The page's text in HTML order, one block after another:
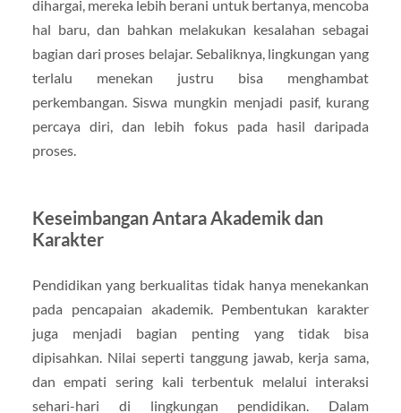
dihargai, mereka lebih berani untuk bertanya, mencoba
hal baru, dan bahkan melakukan kesalahan sebagai
bagian dari proses belajar. Sebaliknya, lingkungan yang
terlalu menekan justru bisa menghambat
perkembangan. Siswa mungkin menjadi pasif, kurang
percaya diri, dan lebih fokus pada hasil daripada
proses.
Keseimbangan Antara Akademik dan
Karakter
Pendidikan yang berkualitas tidak hanya menekankan
pada pencapaian akademik. Pembentukan karakter
juga menjadi bagian penting yang tidak bisa
dipisahkan. Nilai seperti tanggung jawab, kerja sama,
dan empati sering kali terbentuk melalui interaksi
sehari-hari di lingkungan pendidikan. Dalam